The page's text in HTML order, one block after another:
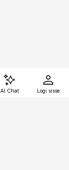
AI Chat Logi sisse